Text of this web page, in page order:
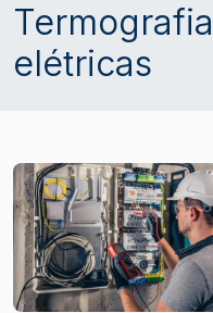
elétricas